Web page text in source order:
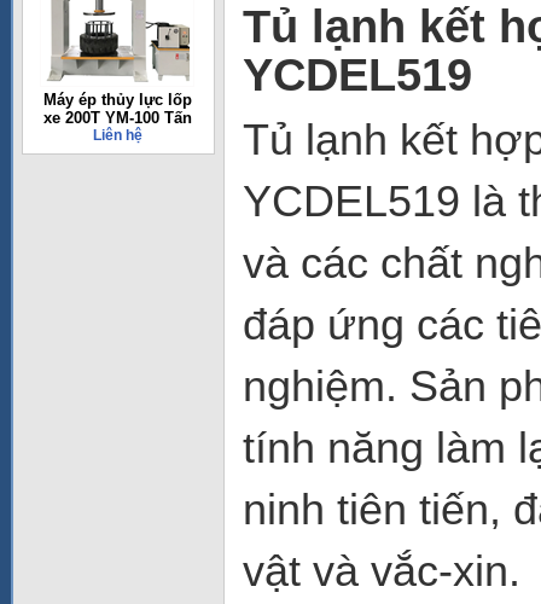
Máy ép thủy lực lốp
xe 200T YM-100 Tấn
Liên hệ
Tủ lạnh kết
YCDEL519
Tủ lạnh kết
YCDEL519 là
và các chất
đáp ứng các
nghiệm. Sản
tính năng làm
ninh tiên tiến,
vật và vắc-xin.